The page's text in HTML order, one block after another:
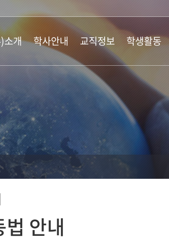
소개
육과
학사안내
입학안내
교직정보
교직과정
교육실습
학생활동
학생회 소개
학생회 공지
안내